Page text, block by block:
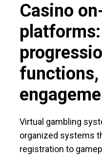
Casino
functions,
Virtual gambling
organized systems
registration to